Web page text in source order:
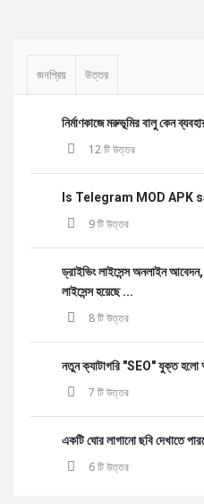
Sidebar
জনপ্রিয় উত্তর
নির্মাণকাজে মরুভূমির বালু কেন
12 টি উত্তর
Is Telegram MOD APK
9 টি উত্তর
ড্রাইভিং লাইসেন্স অনলাইন
লাইসেন্স হয়েছে ...
8 টি উত্তর
নতুন ক্যাটাগরি "SEO" যুক্ত হলো
7 টি উত্তর
একটি ঘোর লাগানো ছবি দেখাতে
6 টি উত্তর